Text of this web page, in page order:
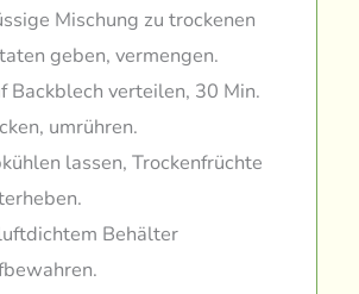
Mischung zu trockenen
geben, vermengen.
Backblech verteilen, 30 Min.
umrühren.
lassen, Trockenfrüchte
Behälter